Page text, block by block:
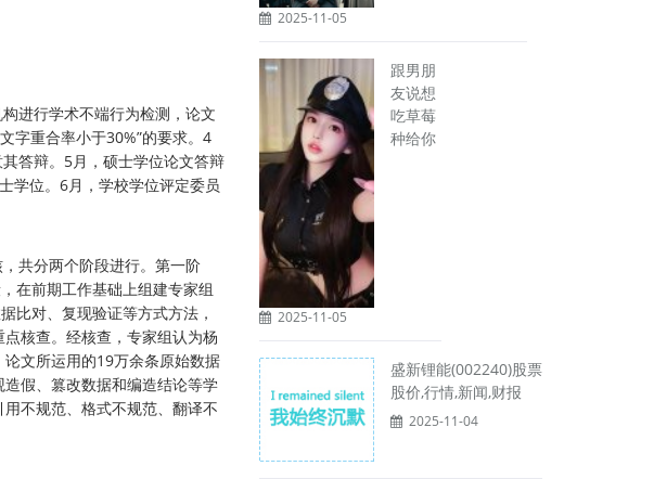
进行学术不端行为检测，论文
字重合率小于30%”的要求。4
答辩。5月，硕士学位论文答辩
学位。6月，学校学位评定委员
共分两个阶段进行。第一阶
在前期工作基础上组建专家组
比对、复现验证等方式方法，
核查。经核查，专家组认为杨
文所运用的19万余条原始数据
假、篡改数据和编造结论等学
不规范、格式不规范、翻译不
2025-11-05
跟男朋
友说想
吃草莓
种给你
2025-11-05
盛新锂能(002240)股票
股价,行情,新闻,财报
2025-11-04